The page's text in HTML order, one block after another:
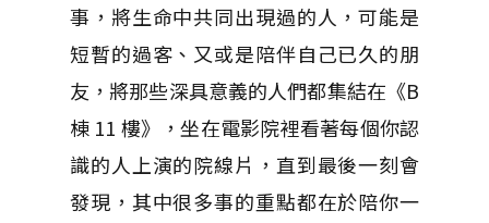
事，將生命中共同出現過的人，可能是
短暫的過客、又或是陪伴自己已久的朋
友，將那些深具意義的人們都集結在《B
棟 11 樓》，坐在電影院裡看著每個你認
識的人上演的院線片，直到最後一刻會
發現，其中很多事的重點都在於陪你一